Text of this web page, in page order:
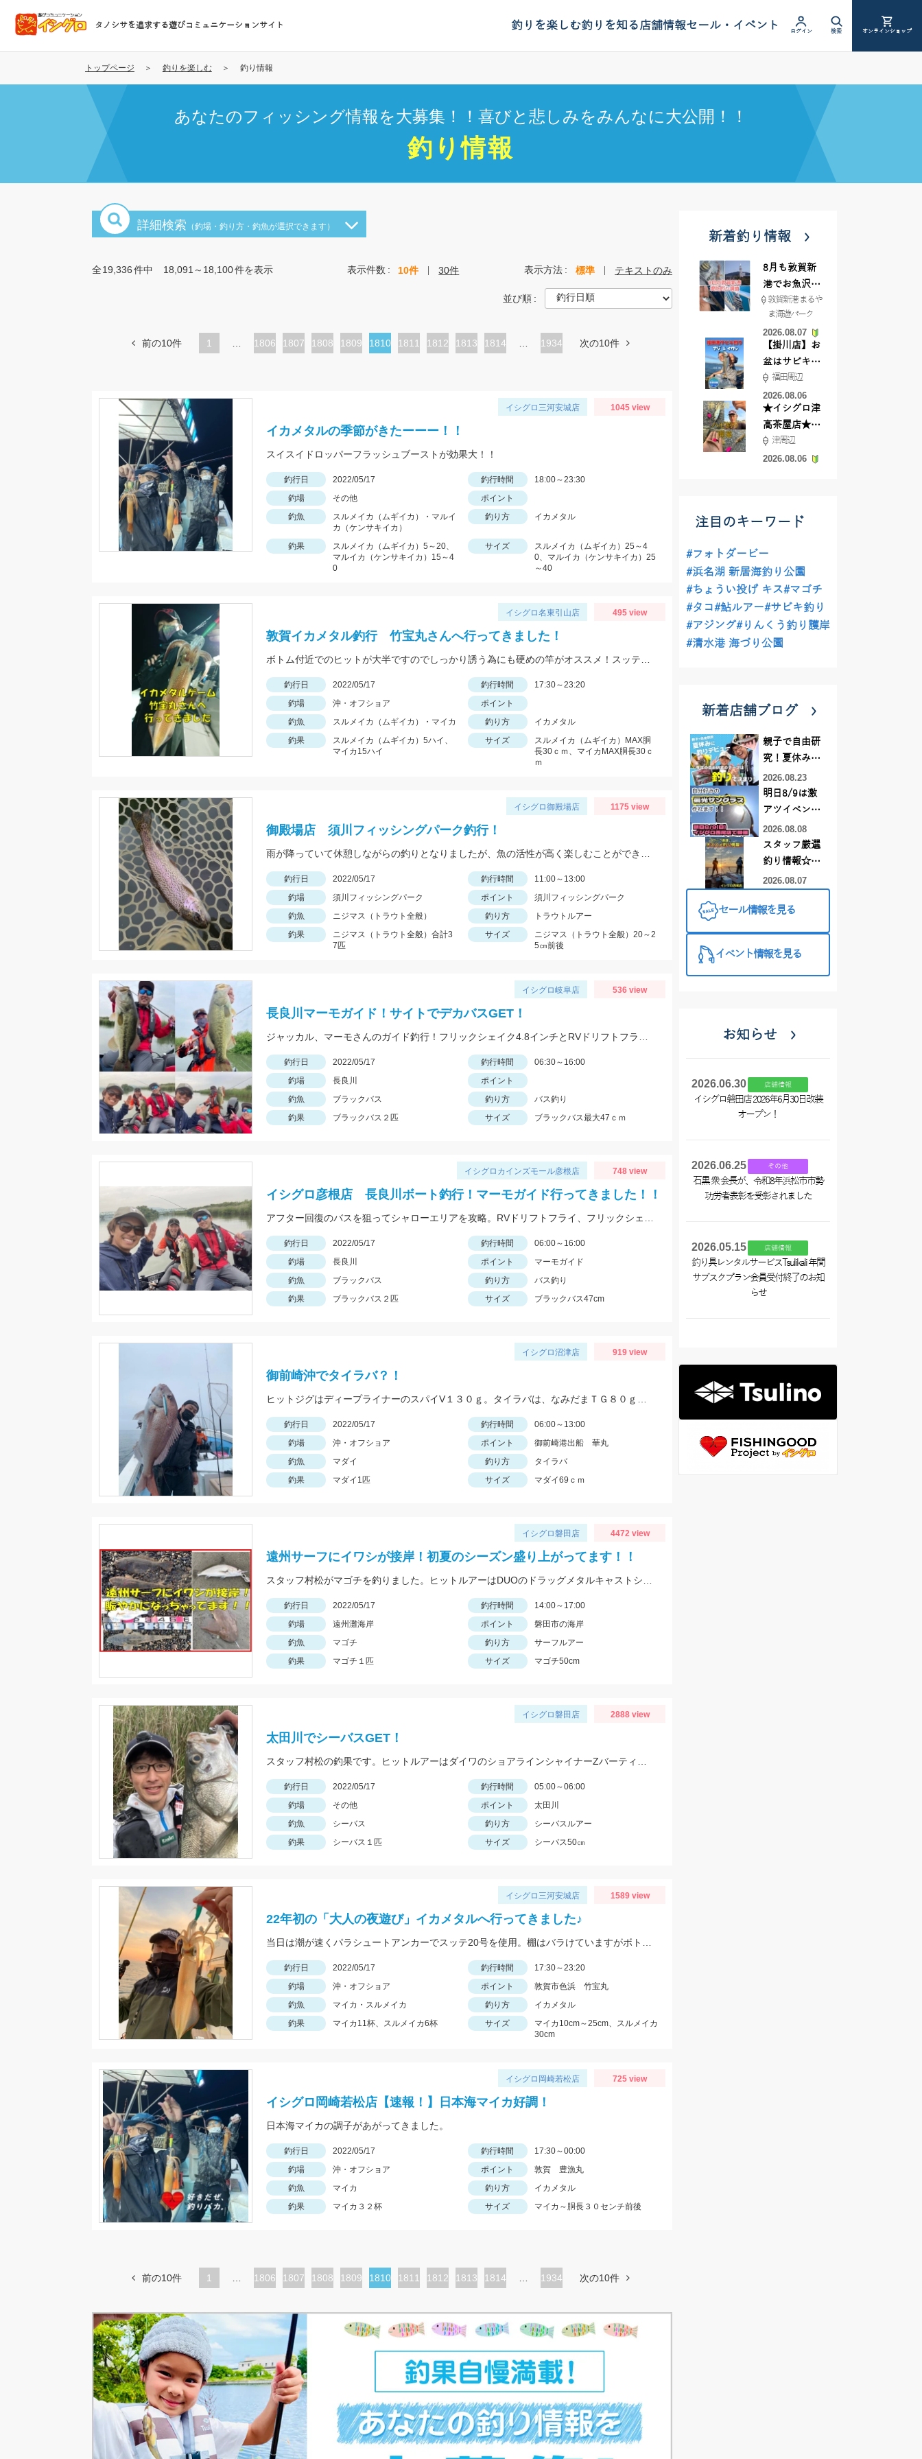
コ
テ
タノシサを追求する遊びコミュニケーションサイト 釣りを楽しむ釣りを知る店舗情報セール・イベント ログイン 検索 オンラインショップ
トップページ 釣りを楽しむ 釣り情報
あなたのフィッシング情報を大募集！！喜びと悲しみをみんなに大公開！！
釣り情報
詳細検索 （釣場・釣り方・釣魚が選択できます）
全19,336件中 18,091～18,100件を表示 表示件数 10件 30件 表示方法 標準 テキストのみ
並び順
前の10件 1
ペ
1806
ペ
1807
ペ
1808
ペ
1809
カ
ペ
1810
ペ
1811
ペ
1812
ペ
1813
ペ
1814 1934 次の10件
イシグロ三河安城店 1045 view
イカメタルの季節がきたーーー！！
スイスイドロッパーフラッシュブーストが効果大！！
釣行日 2022/05/17 釣行時間
18:00～23:30
釣場
その他
ポイント
釣魚
スルメイカ（ムギイカ）・マルイ
カ（ケンサキイカ）
釣り方 イカメタル
釣果
スルメイカ（ムギイカ）5～20、
マルイカ（ケンサキイカ）15～4
0
サイズ
スルメイカ（ムギイカ）25～4
0、マルイカ（ケンサキイカ）25
～40
イシグロ名東引山店 495 view
敦賀イカメタル釣行 竹宝丸さんへ行ってきました！
釣行日 2022/05/17 釣行時間
17:30～23:20
釣場
沖・オフショア
ポイント
釣魚
スルメイカ（ムギイカ）・マイカ 釣り方
イカメタル
釣果
スルメイカ（ムギイカ）5ハイ、
マイカ15ハイ
サイズ
スルメイカ（ムギイカ）MAX胴
長30ｃｍ、マイカMAX胴長30ｃ
ｍ
イシグロ御殿場店 1175 view
御殿場店 須川フィッシングパーク釣行！
釣行日 2022/05/17 釣行時間
11:00～13:00
釣場
須川フィッシングパーク ポイント
須川フィッシングパーク
釣魚
ニジマス（トラウト全般） 釣り方
トラウトルアー
釣果
ニジマス（トラウト全般）合計3
7匹
サイズ
ニジマス（トラウト全般）20～2
5㎝前後
イシグロ岐阜店 536 view
長良川マーモガイド！サイトでデカバスGET！
釣行日 2022/05/17 釣行時間
06:30～16:00
釣場
長良川
ポイント
釣魚
ブラックバス 釣り方
バス釣り
釣果
ブラックバス２匹 サイズ ブラックバス最大47ｃｍ
イシグロカインズモール彦根店 748 view
イシグロ彦根店 長良川ボート釣行！マーモガイド行ってきました！！
釣行日 2022/05/17 釣行時間
06:00～16:00
釣場
長良川 ポイント
マーモガイド
釣魚
ブラックバス 釣り方
バス釣り
釣果
ブラックバス２匹 サイズ ブラックバス47cm
イシグロ沼津店 919 view
御前崎沖でタイラバ？！
釣行日 2022/05/17 釣行時間
06:00～13:00
釣場
沖・オフショア ポイント
御前崎港出船 華丸
釣魚
マダイ 釣り方
タイラバ
釣果
マダイ1匹 サイズ マダイ69ｃｍ
イシグロ磐田店 4472 view
遠州サーフにイワシが接岸！初夏のシーズン盛り上がってます！！
釣行日 2022/05/17 釣行時間
14:00～17:00
釣場
遠州灘海岸 ポイント
磐田市の海岸
釣魚
マゴチ 釣り方
サーフルアー
釣果
マゴチ１匹 サイズ マゴチ50cm
イシグロ磐田店 2888 view
太田川でシーバスGET！
釣行日 2022/05/17 釣行時間
05:00～06:00
釣場
その他 ポイント
太田川
釣魚
シーバス 釣り方
シーバスルアー
釣果
シーバス１匹 サイズ シーバス50㎝
イシグロ三河安城店 1589 view
22年初の「大人の夜遊び」イカメタルへ行ってきました♪
釣行日 2022/05/17 釣行時間
17:30～23:20
釣場
沖・オフショア ポイント
敦賀市色浜 竹宝丸
釣魚
マイカ・スルメイカ 釣り方
イカメタル
釣果
マイカ11杯、スルメイカ6杯 サイズ
マイカ10cm～25cm、スルメイカ
30cm
イシグロ岡崎若松店 725 view
イシグロ岡崎若松店【速報！】日本海マイカ好調！
日本海マイカの調子があがってきました。
釣行日 2022/05/17 釣行時間
17:30～00:00
釣場
沖・オフショア ポイント
敦賀 豊漁丸
釣魚
マイカ 釣り方
イカメタル
釣果
マイカ３２杯 サイズ マイカ～胴長３０センチ前後
前の10件 1
ペ
1806
ペ
ジ
1807
ペ
1808
ペ
1809
カ
ト
ジ
1810
ペ
1811
ペ
1812
ペ
1813
ペ
1814 1934 次の10件
新着釣り情報
8月も敦賀新
港でお魚沢山
♪ イシグロ彦
根店
敦賀新港 まるや
ま海遊パーク
2026.08.07
【掛川店】お
盆はサビキ釣
りいきません
か?
福田周辺
2026.08.06
★イシグロ津
高茶屋店★津
近郊ハゼ釣れ
てます！
津周辺
2026.08.06
注目のキーワード
#フォトダービー
#浜名湖 新居海釣り公園
#ちょうい投げ キス#マゴチ
#タコ#鮎ルアー#サビキ釣り
#アジング#りんくう釣り護岸
#清水港 海づり公園
新着店舗ブログ
親子で自由研
究！夏休みに
釣りデビュー
2026.08.23
明日8/9は激
アツイベント
日！！！～オ
ーダー偏光グ
ラス受注会～
2026.08.08
スタッフ厳選
釣り情報☆彡
連休は何釣り
♪【イシグロ
2026.08.07
セール情報を見る
イベント情報を見る
お知らせ
2026.06.30 店舗情報
イシグロ磐田店 2026年6月30日改装
オープン！
2026.06.25 その他
石黒 衆 会長が、令和8年浜松市市勢
功労者表彰を受彰されました
2026.05.15 店舗情報
釣り具レンタルサービスTsulikali 年間
サブスクプラン会員受付終了のお知
らせ